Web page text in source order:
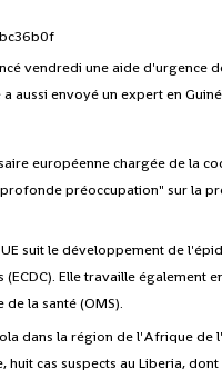
vendredi une aide d'urgence
aussi envoyé un expert en
européenne chargée de la
préoccupation" sur la
suit le développement de
Elle travaille également
la santé (OMS).
dans la région de l'Afrique de
huit cas suspects au Liberia,